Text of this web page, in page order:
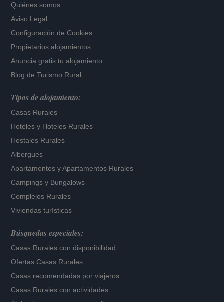
Quiénes somos
Aviso Legal
Configuración de Cookies
Propietarios alojamientos
Anuncia gratis tu alojamiento
Blog de Turismo Rural
Tipos de alojamiento:
Casas Rurales
Hoteles y Hoteles Rurales
Hostales Rurales
Albergues
Apartamentos yApartamentos Rurales
Campings y Bungalows
Complejos Rurales
Viviendas turísticas
Búsquedas especiales:
Casas Rurales con disponibilidad
Ofertas Casas Rurales
Casas recomendadas por viajeros
Casas Rurales con actividades